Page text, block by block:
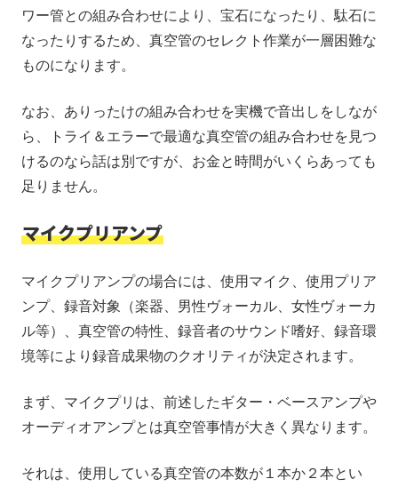
ワー管との組み合わせにより、宝石になったり、駄石に
なったりするため、真空管のセレクト作業が一層困難な
ものになります。
なお、ありったけの組み合わせを実機で音出しをしなが
ら、トライ＆エラーで最適な真空管の組み合わせを見つ
けるのなら話は別ですが、お金と時間がいくらあっても
足りません。
マイクプリアンプ
マイクプリアンプの場合には、使用マイク、使用プリア
ンプ、録音対象（楽器、男性ヴォーカル、女性ヴォーカ
ル等）、真空管の特性、録音者のサウンド嗜好、録音環
境等により録音成果物のクオリティが決定されます。
まず、マイクプリは、前述したギター・ベースアンプや
オーディオアンプとは真空管事情が大きく異なります。
それは、使用している真空管の本数が１本か２本とい